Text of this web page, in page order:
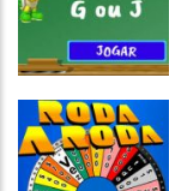
Atividades
Português e
Matemática
Completar